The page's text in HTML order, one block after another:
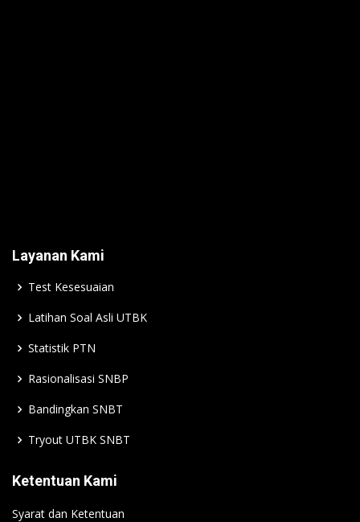
Layanan Kami
Test Kesesuaian
Latihan Soal Asli UTBK
Statistik PTN
Rasionalisasi SNBP
Bandingkan SNBT
Tryout UTBK SNBT
Ketentuan Kami
Syarat dan Ketentuan